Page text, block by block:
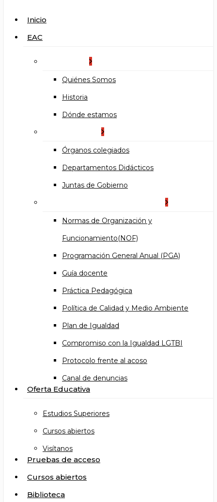
search
Menu
Inicio
EAC
Quiénes Somos
Historia
Dónde estamos
Órganos colegiados
Departamentos Didácticos
Juntas de Gobierno
Normas de Organización y
Funcionamiento(NOF)
Programación General Anual (PGA)
Guía docente
Práctica Pedagógica
Política de Calidad y Medio Ambiente
Plan de Igualdad
Compromiso con la Igualdad LGTBI
Protocolo frente al acoso
Canal de denuncias
Oferta Educativa
Estudios Superiores
Cursos abiertos
Visítanos
Pruebas de acceso
Cursos abiertos
Biblioteca